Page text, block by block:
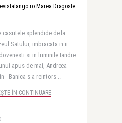
Marea Dragoste
casutele splendide de la
Satului, imbracata in ii
si in luminile tandre
apus de mai, Andreea
- Banica s-a reintors ..
ÎN CONTINUARE